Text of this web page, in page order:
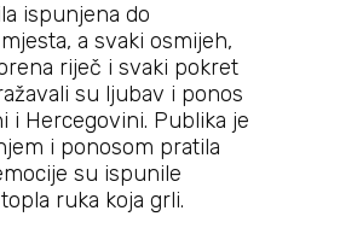
ispunjena do
a svaki osmijeh,
riječ i svaki pokret
su ljubav i ponos
i Hercegovini. Publika je
i ponosom pratila
su ispunile
ruka koja grli.